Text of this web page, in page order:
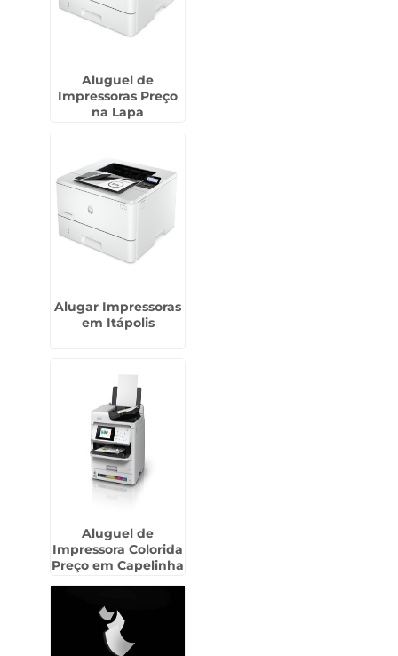
Aluguel de
Impressoras Preço
na Lapa
Alugar Impressoras
em Itápolis
Aluguel de
Impressora Colorida
Preço em Capelinha